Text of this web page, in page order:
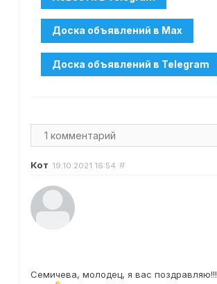
Кот 19.10.2021 16:54 #
Семичева, молодец, я вас поздравляю!!!